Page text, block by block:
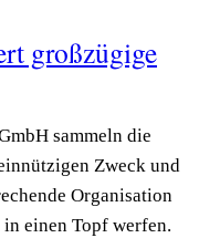
großzügige
sammeln die
Zweck und
Organisation
einen Topf werfen.